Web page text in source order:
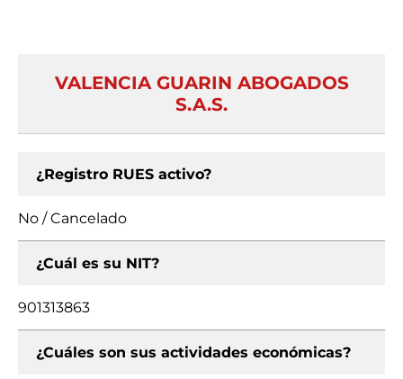
VALENCIA GUARIN ABOGADOS
S.A.S.
¿Registro RUES activo?
No / Cancelado
¿Cuál es su NIT?
901313863
¿Cuáles son sus actividades económicas?